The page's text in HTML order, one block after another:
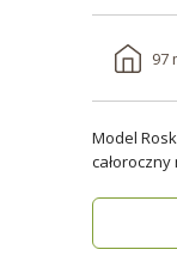
97
Model